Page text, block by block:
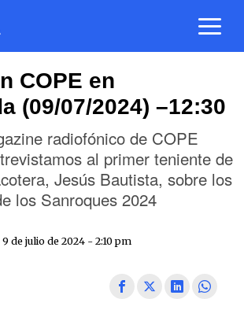
COPE en
(09/07/2024) –12:30
radiofónico de COPE
al primer teniente de
Jesús Bautista, sobre los
los Sanroques 2024
9 de julio de 2024 - 2:10 pm